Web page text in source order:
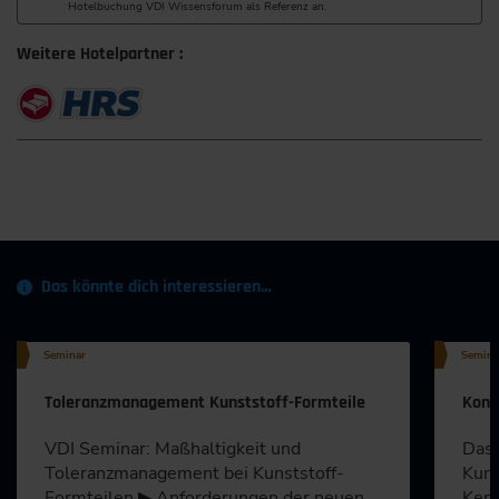
Hotelbuchung VDI Wissensforum als Referenz an.
Weitere Hotelpartner :
Das könnte dich interessieren…
Seminar
Toleranzmanagement Kunststoff-Formteile
VDI Seminar: Maßhaltigkeit und
Toleranzmanagement bei Kunststoff-